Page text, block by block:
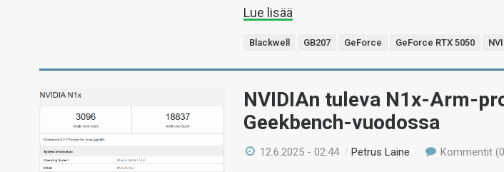
Lue lisää
Blackwell GB207 GeForce GeForce RTX 5050
NVIDIAn tuleva N1x-Arm-
Geekbench-vuodossa
12.6.2025 - 02:44 /Petrus Laine Kommentit